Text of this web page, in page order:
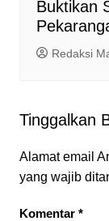
Buktikan
Redaksi
Tinggalkan
Alamat email
yang wajib
Komentar *